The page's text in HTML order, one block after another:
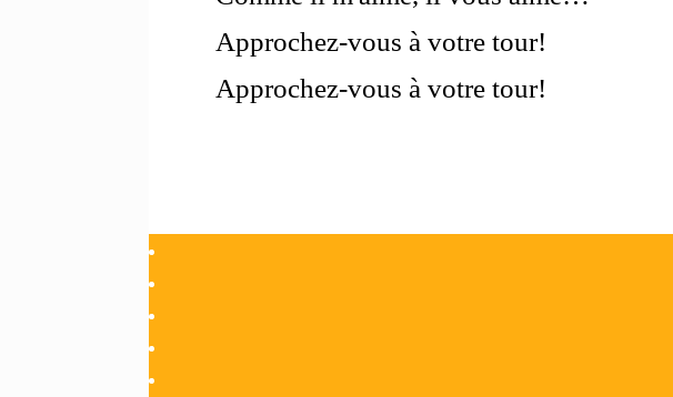
Approchez-vous à votre tour!
Approchez-vous à votre tour!